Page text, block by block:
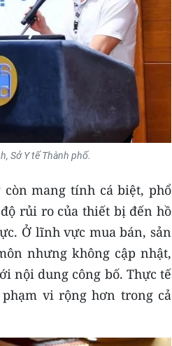
Sở Y tế Thành phố.
mang tính cá biệt, phổ
rủi ro của thiết bị đến hồ
Ở lĩnh vực mua bán, sản
nhưng không cập nhật,
nội dung công bố. Thực tế
vi rộng hơn trong cả